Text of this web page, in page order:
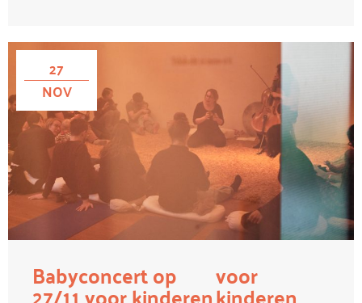
27
NOV
Babyconcert op voor